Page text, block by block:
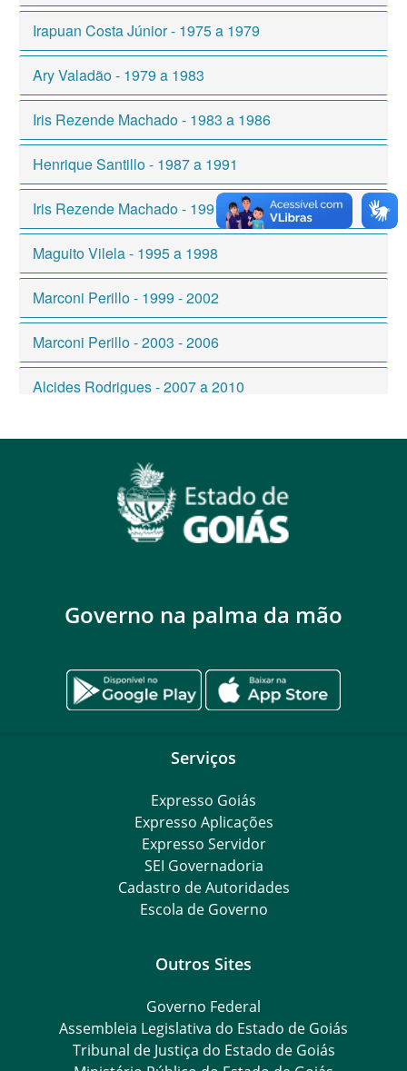
Governo na palma da mão
Serviços
Expresso Goiás
Expresso Aplicações
Expresso Servidor
SEI Governadoria
Cadastro de Autoridades
Escola de Governo
Outros Sites
Governo Federal
Assembleia Legislativa do Estado de Goiás
Tribunal de Justiça do Estado de Goiás